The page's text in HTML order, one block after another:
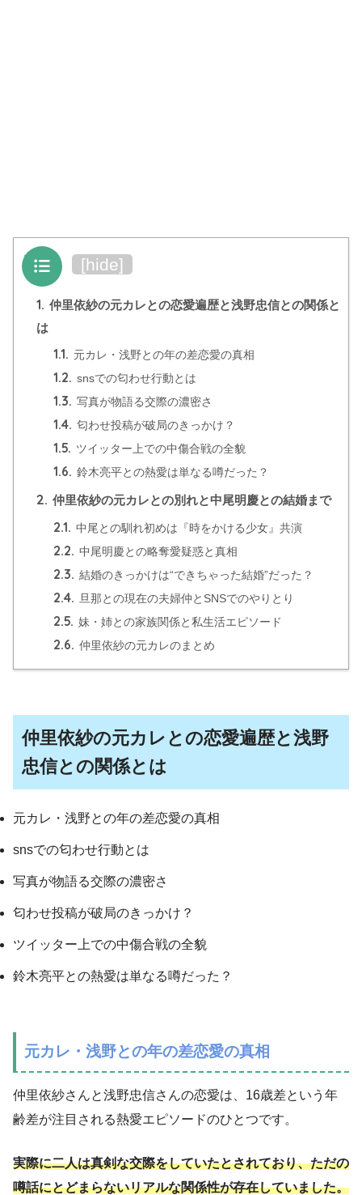
目次 [hide]
1. 仲里依紗の元カレとの恋愛遍歴と浅野忠信との関係と
は
1.1. 元カレ・浅野との年の差恋愛の真相
1.2. snsでの匂わせ行動とは
1.3. 写真が物語る交際の濃密さ
1.4. 匂わせ投稿が破局のきっかけ？
1.5. ツイッター上での中傷合戦の全貌
1.6. 鈴木亮平との熱愛は単なる噂だった？
2. 仲里依紗の元カレとの別れと中尾明慶との結婚まで
2.1. 中尾との馴れ初めは『時をかける少女』共演
2.2. 中尾明慶との略奪愛疑惑と真相
2.3. 結婚のきっかけは“できちゃった結婚”だった？
2.4. 旦那との現在の夫婦仲とSNSでのやりとり
2.5. 妹・姉との家族関係と私生活エピソード
2.6. 仲里依紗の元カレのまとめ
仲里依紗の元カレとの恋愛遍歴と浅野
忠信との関係とは
元カレ・浅野との年の差恋愛の真相
snsでの匂わせ行動とは
写真が物語る交際の濃密さ
匂わせ投稿が破局のきっかけ？
ツイッター上での中傷合戦の全貌
鈴木亮平との熱愛は単なる噂だった？
元カレ・浅野との年の差恋愛の真相
仲里依紗さんと浅野忠信さんの恋愛は、16歳差という年
齢差が注目される熱愛エピソードのひとつです。
実際に二人は真剣な交際をしていたとされており、ただの
噂話にとどまらないリアルな関係性が存在していました。